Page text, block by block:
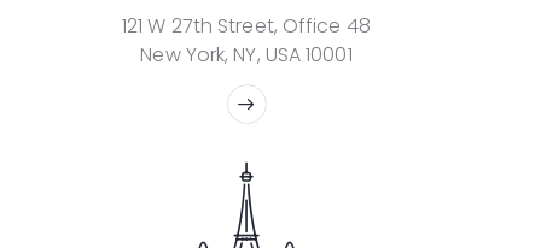
121 W 27th Street, Office 48
New York, NY, USA 10001